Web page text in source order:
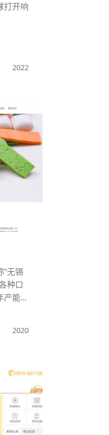
打开响
2022
无锡
种口
能约
2020